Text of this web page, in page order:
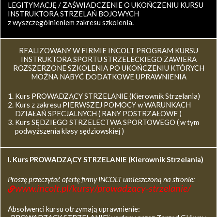
LEGITYMACJĘ / ZAŚWIADCZENIE O UKOŃCZENIU KURSU
INSTRUKTORA STRZELAŃ BOJOWYCH
z wyszczególnieniem zakresu szkolenia.
REALIZOWANY W FIRMIE INCOLT PROGRAM KURSU
INSTRUKTORA SPORTU STRZELECKIEGO ZAWIERA
ROZSZERZONE SZKOLENIA PO UKOŃCZENIU KTÓRYCH
MOŻNA NABYĆ DODATKOWE UPRAWNIENIA
Kurs PROWADZĄCY STRZELANIE (Kierownik Strzelania)
Kurs z zakresu PIERWSZEJ POMOCY w WARUNKACH
DZIAŁAŃ SPECJALNYCH ( RANY POSTRZAŁOWE )
Kurs SĘDZIEGO STRZELECTWA SPORTOWEGO ( w tym
podwyższenia klasy sędziowskiej )
I. Kurs PROWADZĄCY STRZELANIE (Kierownik Strzelania)
Proszę przeczytać ofertę firmy INCOLT umieszczoną na stronie:
www.incolt.pl/kursy/prowadzacy-strzelanie/
Absolwenci kursu otrzymają uprawnienie: